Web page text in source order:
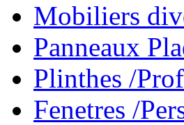
Mobiliers
Panneaux
Plinthes /
Fenetres /